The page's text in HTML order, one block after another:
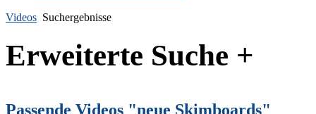
Videos Suchergebnisse
Erweiterte Suche +
Passende Videos "neue Skimboards"